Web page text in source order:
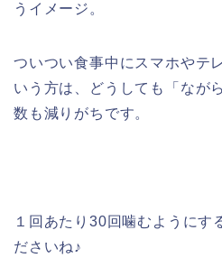
うイメージ。
ついつい食事中にスマホやテ
いう方は、どうしても「なが
数も減りがちです。
１回あたり30回噛むようにす
ださいね♪